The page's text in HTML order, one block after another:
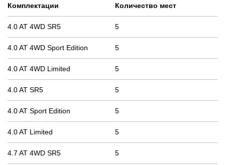
Комплектации Количество мест
4.0 AT 4WD SR5 5
4.0 AT 4WD Sport Edition 5
4.0 AT 4WD Limited 5
4.0 AT SR5 5
4.0 AT Sport Edition 5
4.0 AT Limited 5
4.7 AT 4WD SR5 5